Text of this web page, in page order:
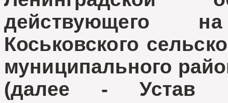
действующего
Коськовского
муниципального
(далее - Устав